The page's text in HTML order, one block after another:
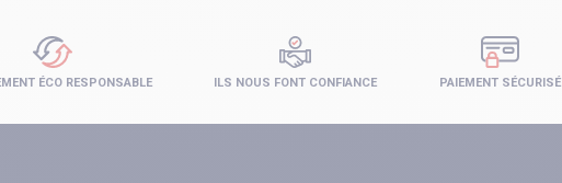
PAIEMENT SÉCURISÉ
ÉCO RESPONSABLE ILS NOUS FONT CONFIANCE